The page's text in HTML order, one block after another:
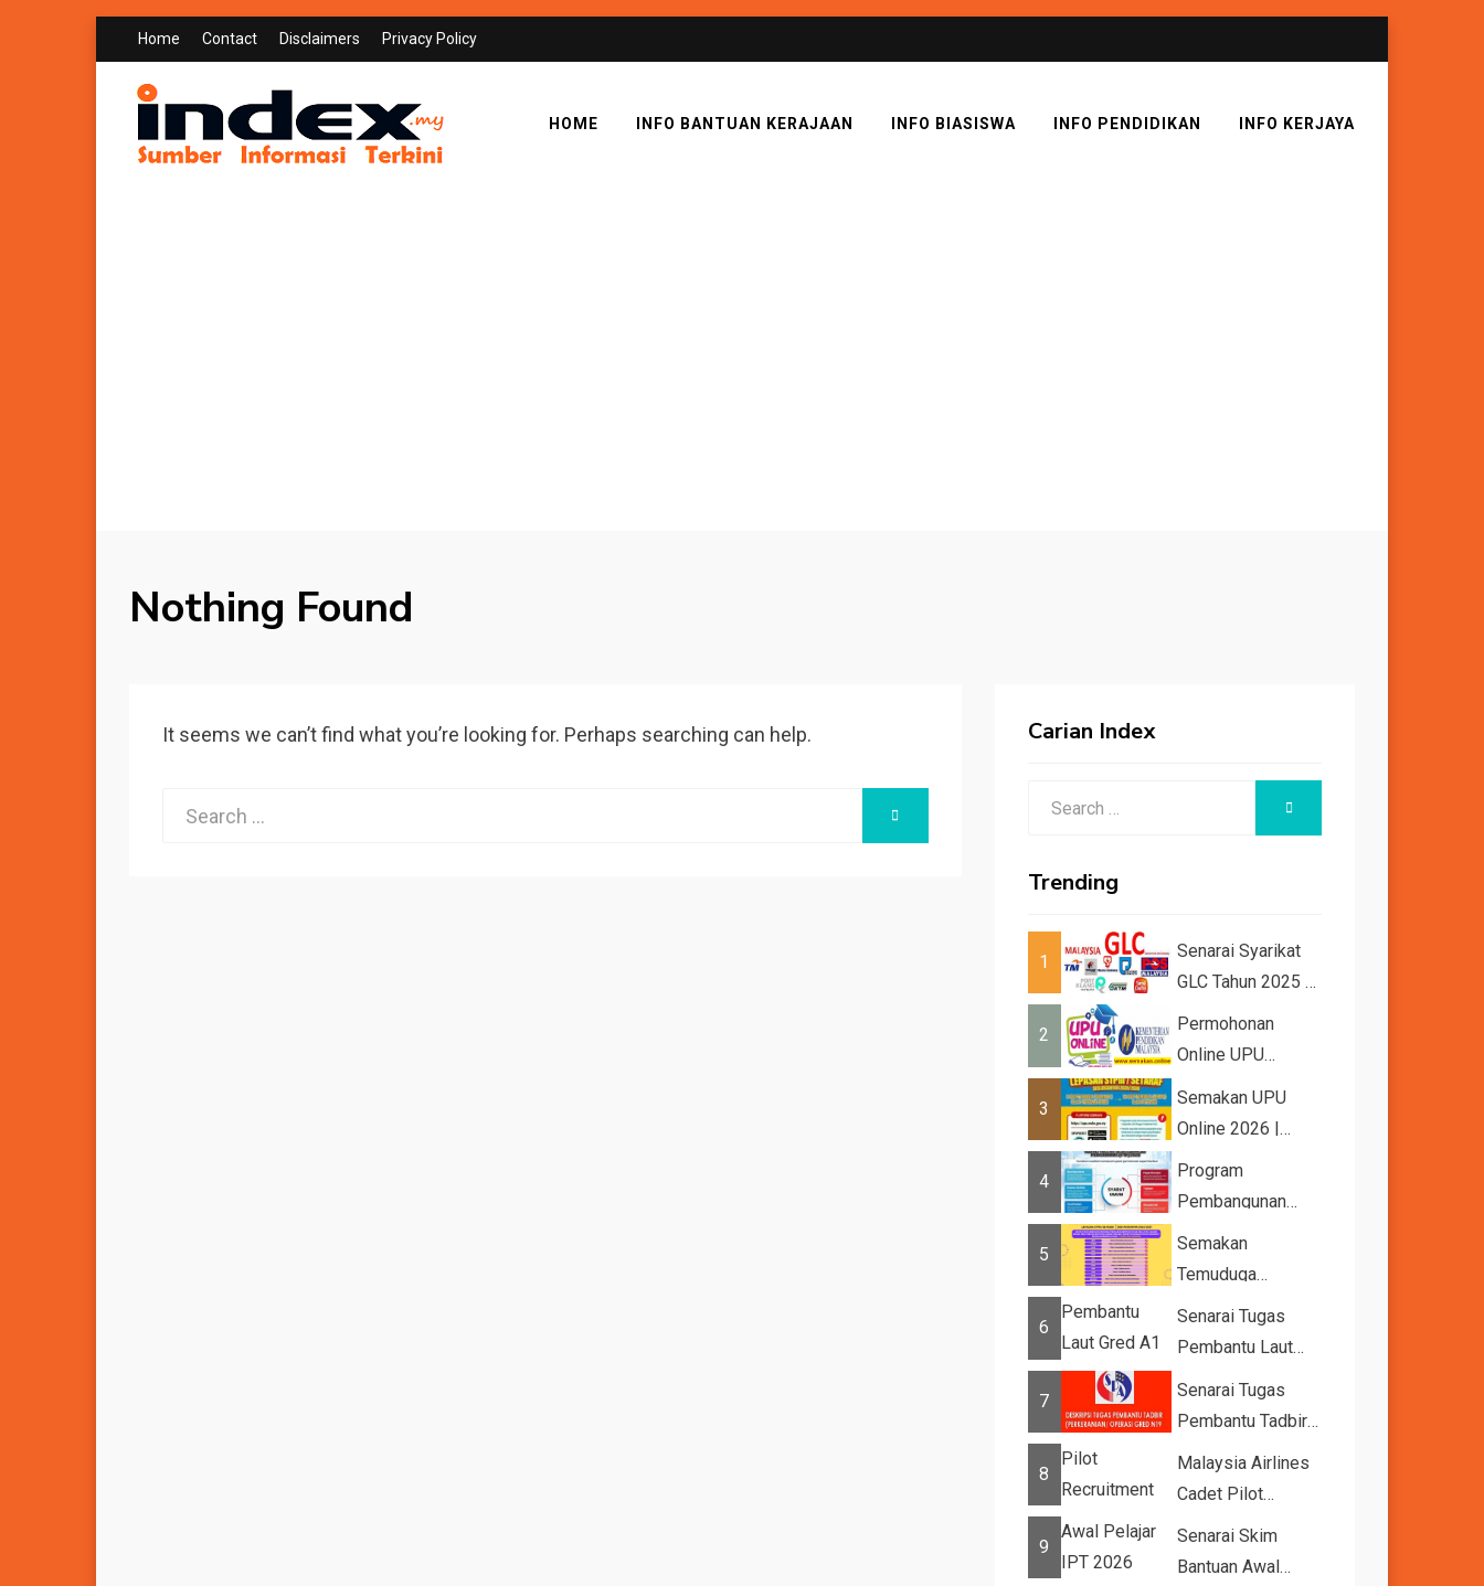
Home Contact Disclaimers Privacy Policy
HOME INFO BANTUAN KERAJAAN INFO BIASISWA INFO PENDIDIKAN INFO KERJAYA
Nothing Found
It seems we can’t find what you’re looking for. Perhaps searching can help.
Search
Carian Index
SEARCH
Trending
1
Senarai Syarikat
GLC Tahun 2025 /
2026
2
Permohonan
Online UPU
2026/2027
3
Semakan UPU
Online 2026 |
Tawaran
Kemasukan ke
4
Program
Pembangunan
Bakat Muda (YTP)
MARA 2026 –
5
Semakan
Temuduga
UPUOnline Sesi
2026/2027
6
Senarai Tugas
Pembantu Laut
Gred A1
7
Senarai Tugas
Pembantu Tadbir
(Perkeranian/Operasi)
Gred N1
8
Malaysia Airlines
Cadet Pilot
Recruitment
9
Senarai Skim
Bantuan Awal